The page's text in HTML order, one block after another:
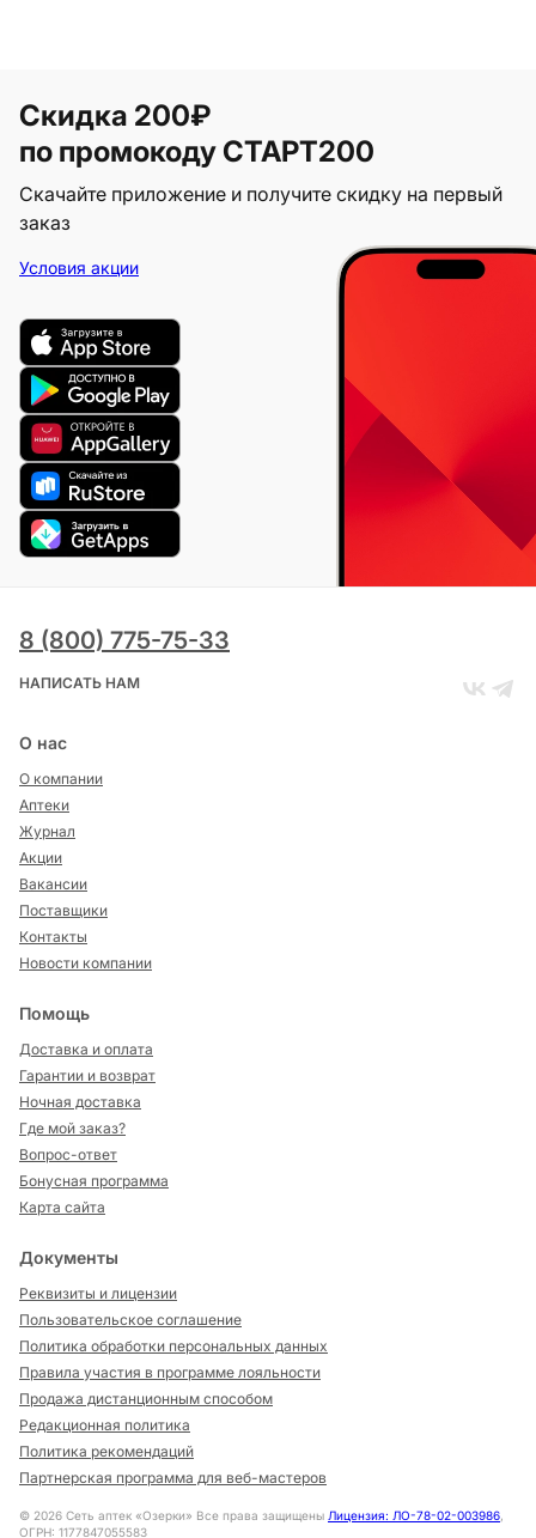
Скидка 200₽
по промокоду СТАРТ200
Скачайте приложение и получите скидку на первый
заказ
Условия акции
8 (800) 775-75-33
НАПИСАТЬ НАМ
О нас
О компании
Аптеки
Журнал
Акции
Вакансии
Поставщики
Контакты
Новости компании
Помощь
Доставка и оплата
Гарантии и возврат
Ночная доставка
Где мой заказ?
Вопрос-ответ
Бонусная программа
Карта сайта
Документы
Реквизиты и лицензии
Пользовательское соглашение
Политика обработки персональных данных
Правила участия в программе лояльности
Продажа дистанционным способом
Редакционная политика
Политика рекомендаций
Партнерская программа для веб-мастеров
© 2026 Сеть аптек «Озерки» Все права защищены Лицензия: ЛО-78-02-003986,
ОГРН: 1177847055583